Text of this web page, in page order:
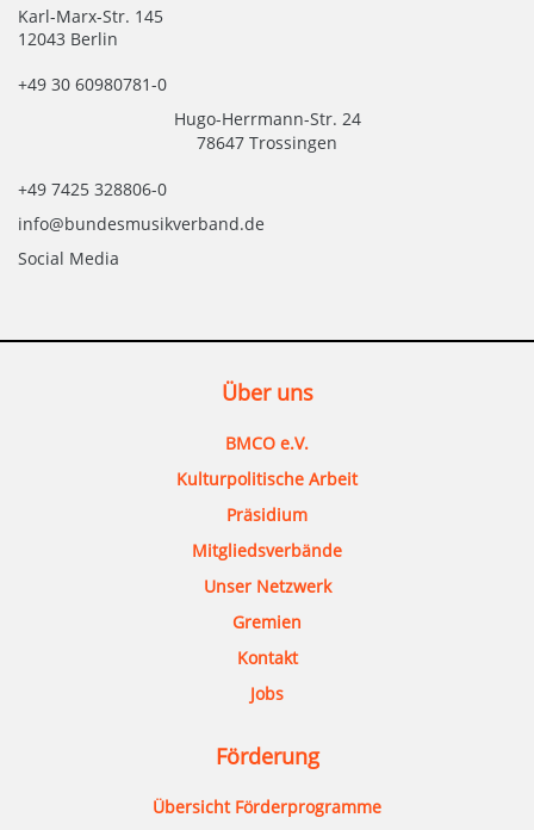
Karl-Marx-Str. 145
12043 Berlin
+49 30 60980781-0
Hugo-Herrmann-Str. 24
78647 Trossingen
+49 7425 328806-0
info@bundesmusikverband.de
Social Media
Über uns
BMCO e.V.
Kulturpolitische Arbeit
Präsidium
Mitgliedsverbände
Unser Netzwerk
Gremien
Kontakt
Jobs
Förderung
Übersicht Förderprogramme